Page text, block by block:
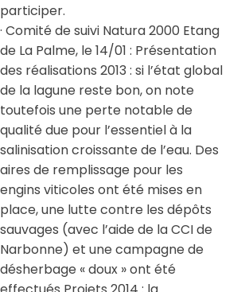
participer.
· Comité de suivi Natura 2000 Etang
de La Palme, le 14/01 : Présentation
des réalisations 2013 : si l’état global
de la lagune reste bon, on note
toutefois une perte notable de
qualité due pour l’essentiel à la
salinisation croissante de l’eau. Des
aires de remplissage pour les
engins viticoles ont été mises en
place, une lutte contre les dépôts
sauvages (avec l’aide de la CCI de
Narbonne) et une campagne de
désherbage « doux » ont été